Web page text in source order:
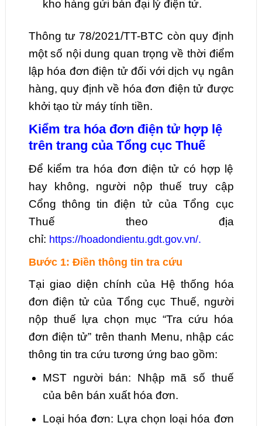
kho hàng gửi bán đại lý điện tử.
Thông tư 78/2021/TT-BTC còn quy định
một số nội dung quan trọng về thời điểm
lập hóa đơn điện tử đối với dịch vụ ngân
hàng, quy định về hóa đơn điện tử được
khởi tạo từ máy tính tiền.
Kiểm tra hóa đơn điện tử hợp lệ
trên trang của Tổng cục Thuế
Để kiểm tra hóa đơn điện tử có hợp lệ
hay không, người nộp thuế truy cập
Cổng thông tin điện tử của Tổng cục
Thuế theo địa
chỉ: https://hoadondientu.gdt.gov.vn/.
Bước 1: Điền thông tin tra cứu
Tại giao diện chính của Hệ thống hóa
đơn điện tử của Tổng cục Thuế, người
nộp thuế lựa chọn mục “Tra cứu hóa
đơn điện tử” trên thanh Menu, nhập các
thông tin tra cứu tương ứng bao gồm:
MST người bán: Nhập mã số thuế
của bên bán xuất hóa đơn.
Loại hóa đơn: Lựa chọn loại hóa đơn